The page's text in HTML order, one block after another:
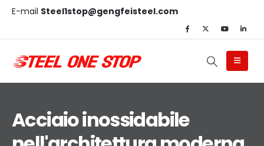
E-mail Steel1stop@gengfeisteel.com
Acciaio inossidabile